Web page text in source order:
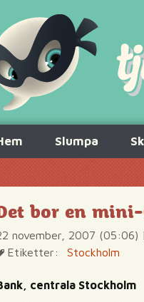
Slumpa
bor en
november, 2007 (05:06) |
Etiketter:
Stockholm
centrala Stockholm